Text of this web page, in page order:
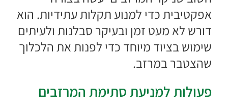
אפקטיבית כדי למנוע תקלות עתידיות. הוא
דורש לא מעט זמן ובעיקר סבלנות ולעיתים
שימוש בציוד מיוחד כדי לפנות את הלכלוך
שהצטבר במרזב.
פעולות למניעת סתימת המרזבים